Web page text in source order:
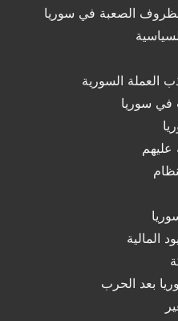
الصعبة في سوريا
العملة السورية
في سوريا
المالية
بعد الحرب